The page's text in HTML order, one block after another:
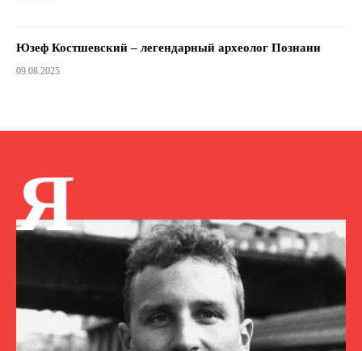
Юзеф Костшевский – легендарный археолог Познани
09.08.2025
Я